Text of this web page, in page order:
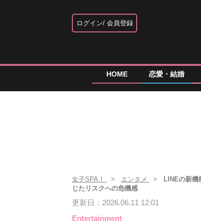
ログイン 会員登録
HOME 恋愛・結婚
女子SPA！ エンタメ
LINEの新機
じたリスクへの危機感
更新日：2026.06.11 12:01
Entertainment